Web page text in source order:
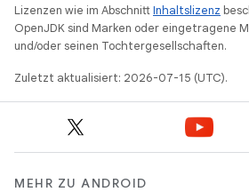
Lizenzen wie im AbschnittInhaltslizenz
OpenJDK sind Marken oder eingetragene
und/oder seinen Tochtergesellschaften.
Zuletzt aktualisiert: 2026-07-15 (UTC).
MEHR ZU ANDROID